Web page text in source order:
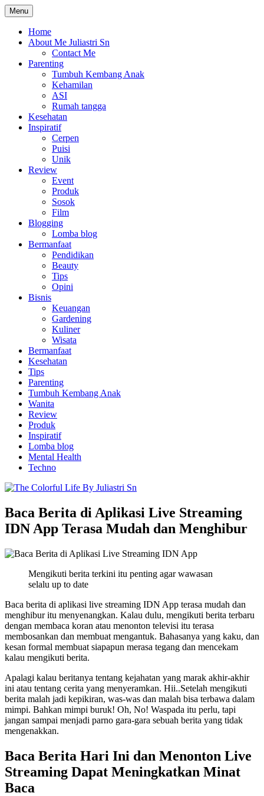
Skip
to
content
The Colorful Life By Juliastri Sn
Lifestyle Blog
Menu
Home
About Me Juliastri Sn
Contact Me
Parenting
Tumbuh Kembang Anak
Kehamilan
ASI
Rumah tangga
Kesehatan
Inspiratif
Cerpen
Puisi
Unik
Review
Event
Produk
Sosok
Film
Blogging
Lomba blog
Bermanfaat
Pendidikan
Beauty
Tips
Opini
Bisnis
Keuangan
Gardening
Kuliner
Wisata
Bermanfaat
Kesehatan
Tips
Parenting
Tumbuh Kembang Anak
Wanita
Review
Produk
Inspiratif
Lomba blog
Mental Health
Techno
Baca Berita di Aplikasi Live Streaming
IDN App Terasa Mudah dan Menghibur
Mengikuti berita terkini itu penting agar wawasan
selalu up to date
Baca berita di aplikasi live streaming IDN App terasa mudah dan
menghibur itu menyenangkan. Kalau dulu, mengikuti berita terbaru
dengan membaca koran atau menonton televisi itu terasa
membosankan dan membuat mengantuk. Bahasanya yang kaku, dan
kesan formal membuat siapapun merasa tegang dan mencekam
kalau mengikuti berita.
Apalagi kalau beritanya tentang kejahatan yang marak akhir-akhir
ini atau tentang cerita yang menyeramkan. Hii..Setelah mengikuti
berita malah jadi kepikiran, was-was dan malah bisa terbawa dalam
mimpi. Bahkan mimpi buruk! Oh, No! Waspada itu perlu, tapi
jangan sampai menjadi parno gara-gara sebuah berita yang tidak
mengenakkan.
Baca Berita Hari Ini dan Menonton Live
Streaming Dapat Meningkatkan Minat
Baca